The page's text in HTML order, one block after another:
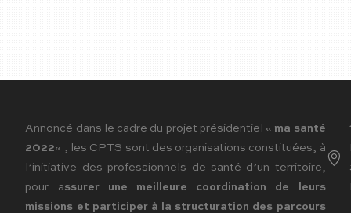
Annoncé dans le cadre du projet présidentiel « ma santé
2022« , les CPTS sont des organisations constituées, à
l’initiative des professionnels de santé d’un territoire,
pour assurer une meilleure coordination de leurs
missions et participer à la structuration des parcours